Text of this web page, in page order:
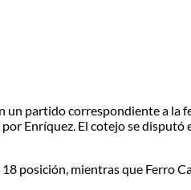
un partido correspondiente a la
Enríquez. El cotejo se
posición, mientras que Ferro